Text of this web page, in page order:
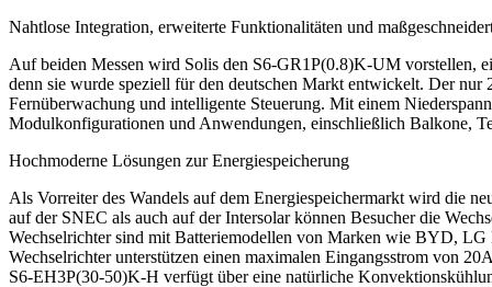
Nahtlose Integration, erweiterte Funktionalitäten und
Auf beiden Messen wird Solis den S6-GR1P(0.8)K-UM vorstellen,
denn sie wurde speziell für den deutschen Markt entwickelt. Der
Fernüberwachung und intelligente Steuerung. Mit einem
Modulkonfigurationen und Anwendungen, einschließlich Balkone,
Hochmoderne Lösungen zur Energiespeicherung
Als Vorreiter des Wandels auf dem Energiespeichermarkt wird die
auf der SNEC als auch auf der Intersolar können Besucher die
Wechselrichter sind mit Batteriemodellen von Marken wie BYD,
Wechselrichter unterstützen einen maximalen Eingangsstrom von
S6-EH3P(30-50)K-H verfügt über eine natürliche